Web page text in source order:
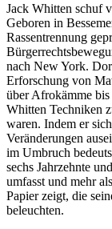
Jack Whitten schuf
Geboren in
Rassentrennung
nach New York.
Erforschung von
über Afrokämme
Whitten Techniken
waren. Indem er
Veränderungen
im Umbruch
sechs Jahrzehnte
umfasst und mehr
Papier zeigt, die
beleuchten.